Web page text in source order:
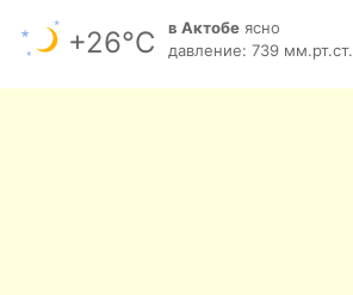
+26°С в Актобе ясно
давление: 739 мм.рт.ст.